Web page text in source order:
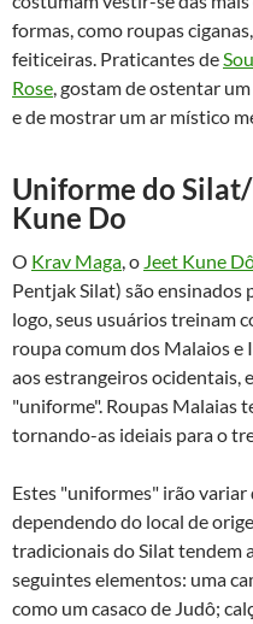
formas, como roupas
feiticeiras. Praticantes de
Rose, gostam de ostentar
e de mostrar um ar místico
Uniforme do
Kune Do
O Krav Maga, o Jeet Kune
Pentjak Silat) são ensinados
logo, seus usuários treinam
roupa comum dos Malaios e
aos estrangeiros ocidentais,
"uniforme". Roupas Malaias
tornando-as ideiais para o
Estes "uniformes" irão variar
dependendo do local de
tradicionais do Silat tendem
seguintes elementos: uma
como um casaco de Judô;